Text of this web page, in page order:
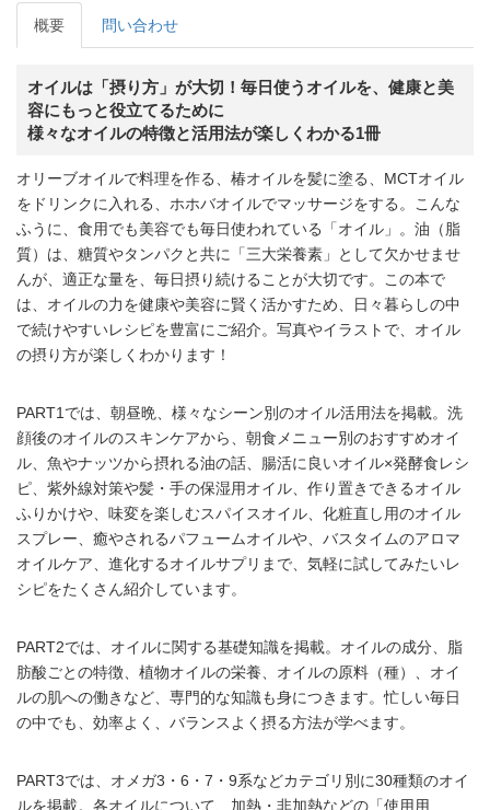
概要 問い合わせ
オイルは「摂り方」が大切！毎日使うオイルを、健康と美
容にもっと役立てるために
様々なオイルの特徴と活用法が楽しくわかる1冊
オリーブオイルで料理を作る、椿オイルを髪に塗る、MCTオイル
をドリンクに入れる、ホホバオイルでマッサージをする。こんな
ふうに、食用でも美容でも毎日使われている「オイル」。油（脂
質）は、糖質やタンパクと共に「三大栄養素」として欠かせませ
んが、適正な量を、毎日摂り続けることが大切です。この本で
は、オイルの力を健康や美容に賢く活かすため、日々暮らしの中
で続けやすいレシピを豊富にご紹介。写真やイラストで、オイル
の摂り方が楽しくわかります！
PART1では、朝昼晩、様々なシーン別のオイル活用法を掲載。洗
顔後のオイルのスキンケアから、朝食メニュー別のおすすめオイ
ル、魚やナッツから摂れる油の話、腸活に良いオイル×発酵食レシ
ピ、紫外線対策や髪・手の保湿用オイル、作り置きできるオイル
ふりかけや、味変を楽しむスパイスオイル、化粧直し用のオイル
スプレー、癒やされるパフュームオイルや、バスタイムのアロマ
オイルケア、進化するオイルサプリまで、気軽に試してみたいレ
シピをたくさん紹介しています。
PART2では、オイルに関する基礎知識を掲載。オイルの成分、脂
肪酸ごとの特徴、植物オイルの栄養、オイルの原料（種）、オイ
ルの肌への働きなど、専門的な知識も身につきます。忙しい毎日
の中でも、効率よく、バランスよく摂る方法が学べます。
PART3では、オメガ3・6・7・9系などカテゴリ別に30種類のオイ
ルを掲載。各オイルについて、加熱・非加熱などの「使用用